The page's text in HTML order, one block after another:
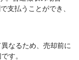
支払うことができ、
なるため、売却前に
す。